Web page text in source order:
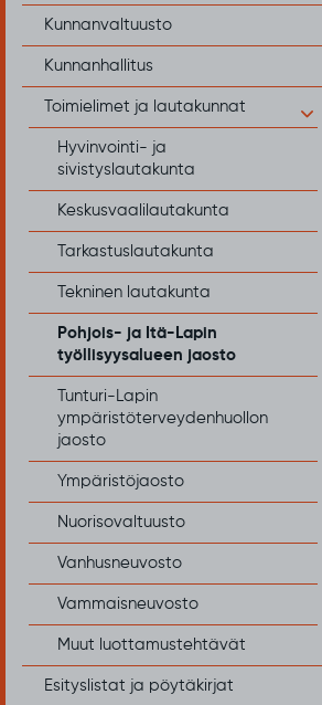
Kunnanvaltuusto
Kunnanhallitus
Toimielimet ja lautakunnat
Hyvinvointi- ja
sivistyslautakunta
Keskusvaalilautakunta
Tarkastuslautakunta
Tekninen lautakunta
Pohjois- ja Itä-Lapin
työllisyysalueen jaosto
Tunturi-Lapin
ympäristöterveydenhuollon
jaosto
Ympäristöjaosto
Nuorisovaltuusto
Vanhusneuvosto
Vammaisneuvosto
Muut luottamustehtävät
Esityslistat ja pöytäkirjat